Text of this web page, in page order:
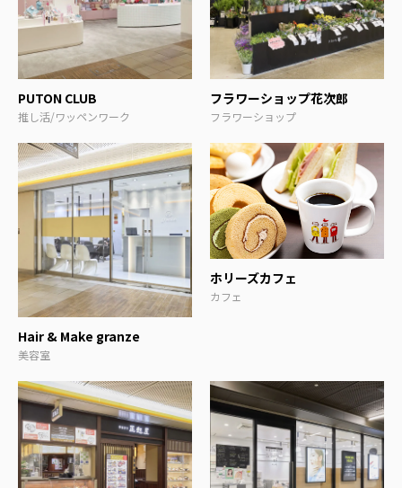
PUTON CLUB
推し活/ワッペンワーク
フラワーショップ花次郎
フラワーショップ
Hair & Make granze
美容室
ホリーズカフェ
カフェ